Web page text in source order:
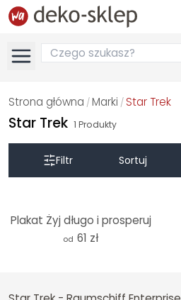
Strona główna / Marki / Star Trek
Star Trek 1 Produkty
Filtr
Plakat Żyj długo i prosperuj
od 61 zł